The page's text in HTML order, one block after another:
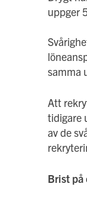
uppger
samma
Att
tidigare
av de
Brist på